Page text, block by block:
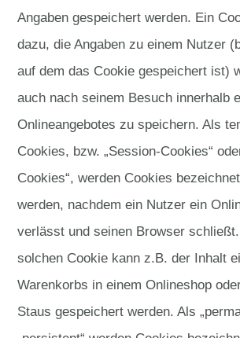
Angaben gespeichert werden. Ein
dazu, die Angaben zu einem Nutzer
auf dem das Cookie gespeichert ist)
auch nach seinem Besuch innerhalb
Onlineangebotes zu speichern. Als
Cookies, bzw. „Session-Cookies“
Cookies“, werden Cookies
werden, nachdem ein Nutzer ein
verlässt und seinen Browser
solchen Cookie kann z.B. der Inhalt
Warenkorbs in einem Onlineshop
Staus gespeichert werden. Als